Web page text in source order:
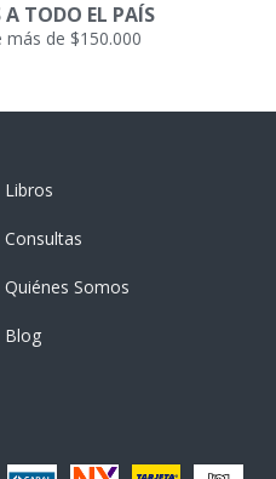
TODO EL PAÍS
de $150.000
Libros
Consultas
Quiénes Somos
Blog